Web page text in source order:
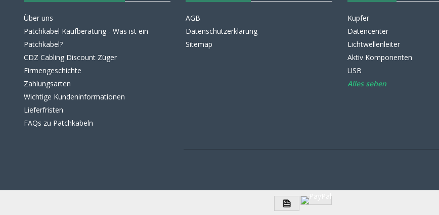
Über uns
Patchkabel Kaufberatung - Was ist ein
Patchkabel?
CDZ Cabling Discount Züger
Firmengeschichte
Zahlungsarten
Wichtige Kundeninformationen
Lieferfristen
FAQs zu Patchkabeln
AGB
Datenschutzerklärung
Sitemap
Kupfer
Datencenter
Lichtwellenleiter
Aktiv Komponenten
USB
Alles sehen